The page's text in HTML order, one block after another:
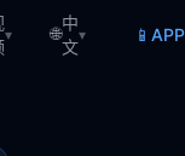
▾ 🌐
中
文
▾ 📱